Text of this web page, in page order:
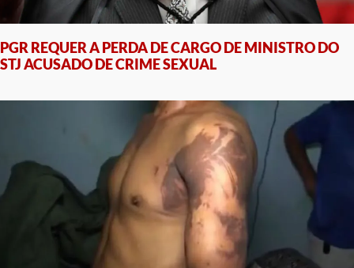
PGR REQUER A PERDA DE CARGO DE MINISTRO DO
STJ ACUSADO DE CRIME SEXUAL